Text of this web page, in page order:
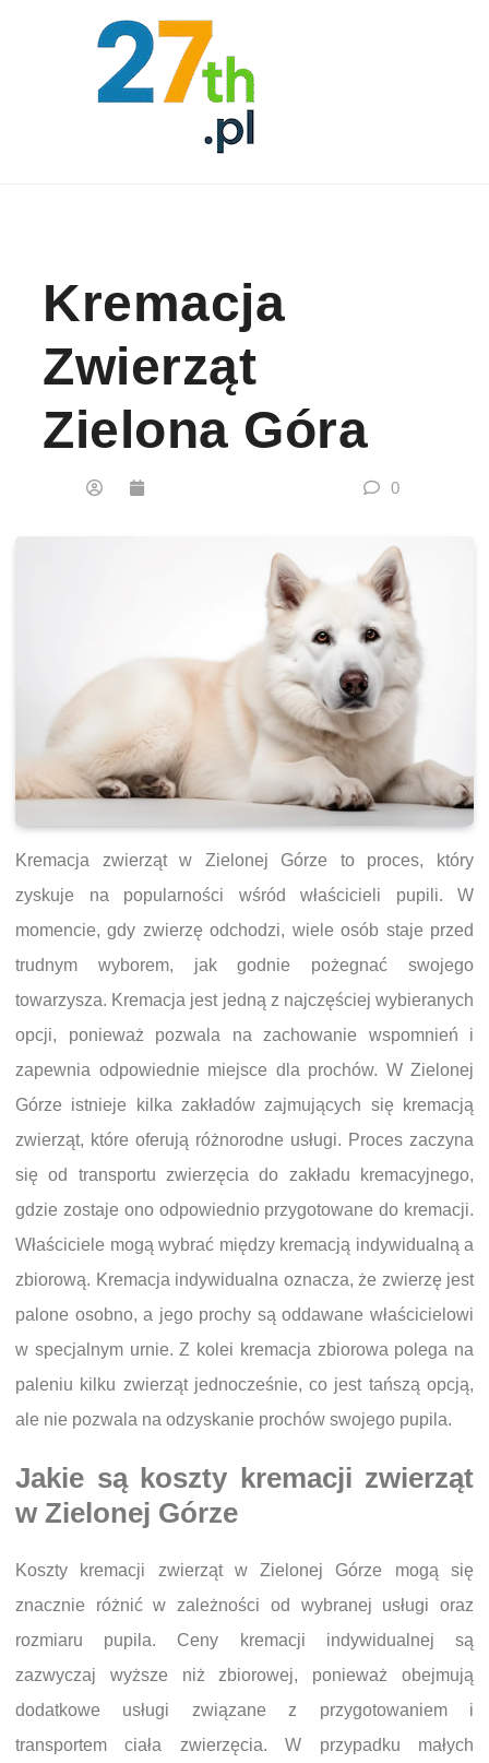
Kremacja
Zwierząt
Zielona Góra
0
Kremacja zwierząt w Zielonej Górze to proces, który
zyskuje na popularności wśród właścicieli pupili. W
momencie, gdy zwierzę odchodzi, wiele osób staje przed
trudnym wyborem, jak godnie pożegnać swojego
towarzysza. Kremacja jest jedną z najczęściej wybieranych
opcji, ponieważ pozwala na zachowanie wspomnień i
zapewnia odpowiednie miejsce dla prochów. W Zielonej
Górze istnieje kilka zakładów zajmujących się kremacją
zwierząt, które oferują różnorodne usługi. Proces zaczyna
się od transportu zwierzęcia do zakładu kremacyjnego,
gdzie zostaje ono odpowiednio przygotowane do kremacji.
Właściciele mogą wybrać między kremacją indywidualną a
zbiorową. Kremacja indywidualna oznacza, że zwierzę jest
palone osobno, a jego prochy są oddawane właścicielowi
w specjalnym urnie. Z kolei kremacja zbiorowa polega na
paleniu kilku zwierząt jednocześnie, co jest tańszą opcją,
ale nie pozwala na odzyskanie prochów swojego pupila.
Jakie są koszty kremacji zwierząt
w Zielonej Górze
Koszty kremacji zwierząt w Zielonej Górze mogą się
znacznie różnić w zależności od wybranej usługi oraz
rozmiaru pupila. Ceny kremacji indywidualnej są
zazwyczaj wyższe niż zbiorowej, ponieważ obejmują
dodatkowe usługi związane z przygotowaniem i
transportem ciała zwierzęcia. W przypadku małych